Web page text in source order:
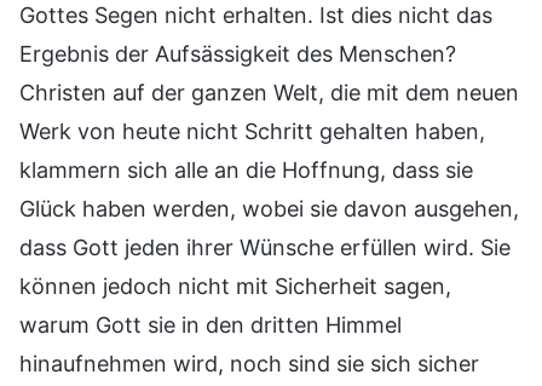
Gottes Segen nicht erhalten. Ist dies nicht das
Ergebnis der Aufsässigkeit des Menschen?
Christen auf der ganzen Welt, die mit dem neuen
Werk von heute nicht Schritt gehalten haben,
klammern sich alle an die Hoffnung, dass sie
Glück haben werden, wobei sie davon ausgehen,
dass Gott jeden ihrer Wünsche erfüllen wird. Sie
können jedoch nicht mit Sicherheit sagen,
warum Gott sie in den dritten Himmel
hinaufnehmen wird, noch sind sie sich sicher